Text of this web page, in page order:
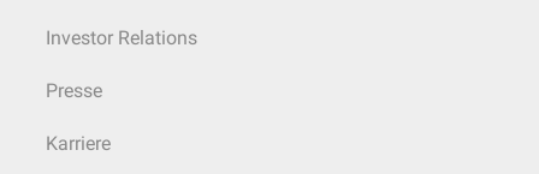
Investor Relations
Presse
Karriere